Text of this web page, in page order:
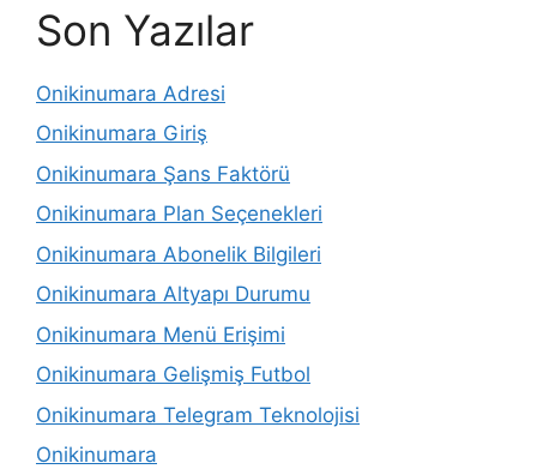
Son Yazılar
Onikinumara Adresi
Onikinumara Giriş
Onikinumara Şans Faktörü
Onikinumara Plan Seçenekleri
Onikinumara Abonelik Bilgileri
Onikinumara Altyapı Durumu
Onikinumara Menü Erişimi
Onikinumara Gelişmiş Futbol
Onikinumara Telegram Teknolojisi
Onikinumara